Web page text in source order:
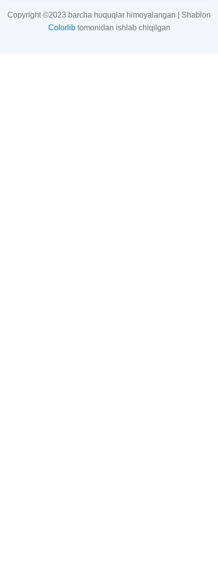
Copyright ©2023 barcha huquqlar himoyalangan | Shablon
Colorlibtomonidan ishlab chiqilgan